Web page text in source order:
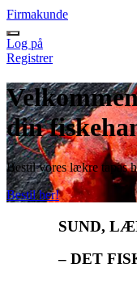
Firmakunde
Log på
Registrer
din
Bestil vores lækre tapas
Bestil her!
SUND,
– DET